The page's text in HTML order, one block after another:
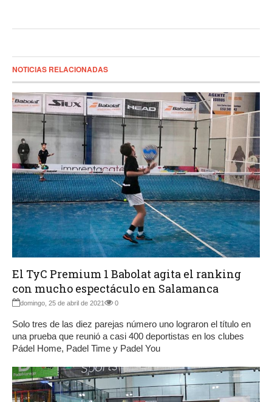
NOTICIAS RELACIONADAS
El TyC Premium 1 Babolat agita el ranking
con mucho espectáculo en Salamanca
domingo, 25 de abril de 2021 0
Solo tres de las diez parejas número uno lograron el título en
una prueba que reunió a casi 400 deportistas en los clubes
Pádel Home, Padel Time y Padel You